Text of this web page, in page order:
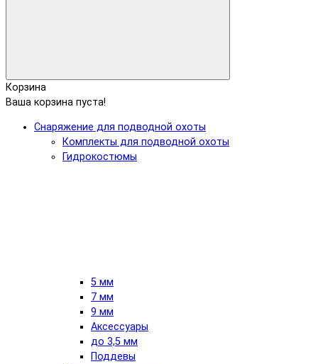
Корзина
Ваша корзина пуста!
Снаряжение для подводной охоты
Комплекты для подводной охоты
Гидрокостюмы
5 мм
7 мм
9 мм
Аксессуары
до 3,5 мм
Поддевы